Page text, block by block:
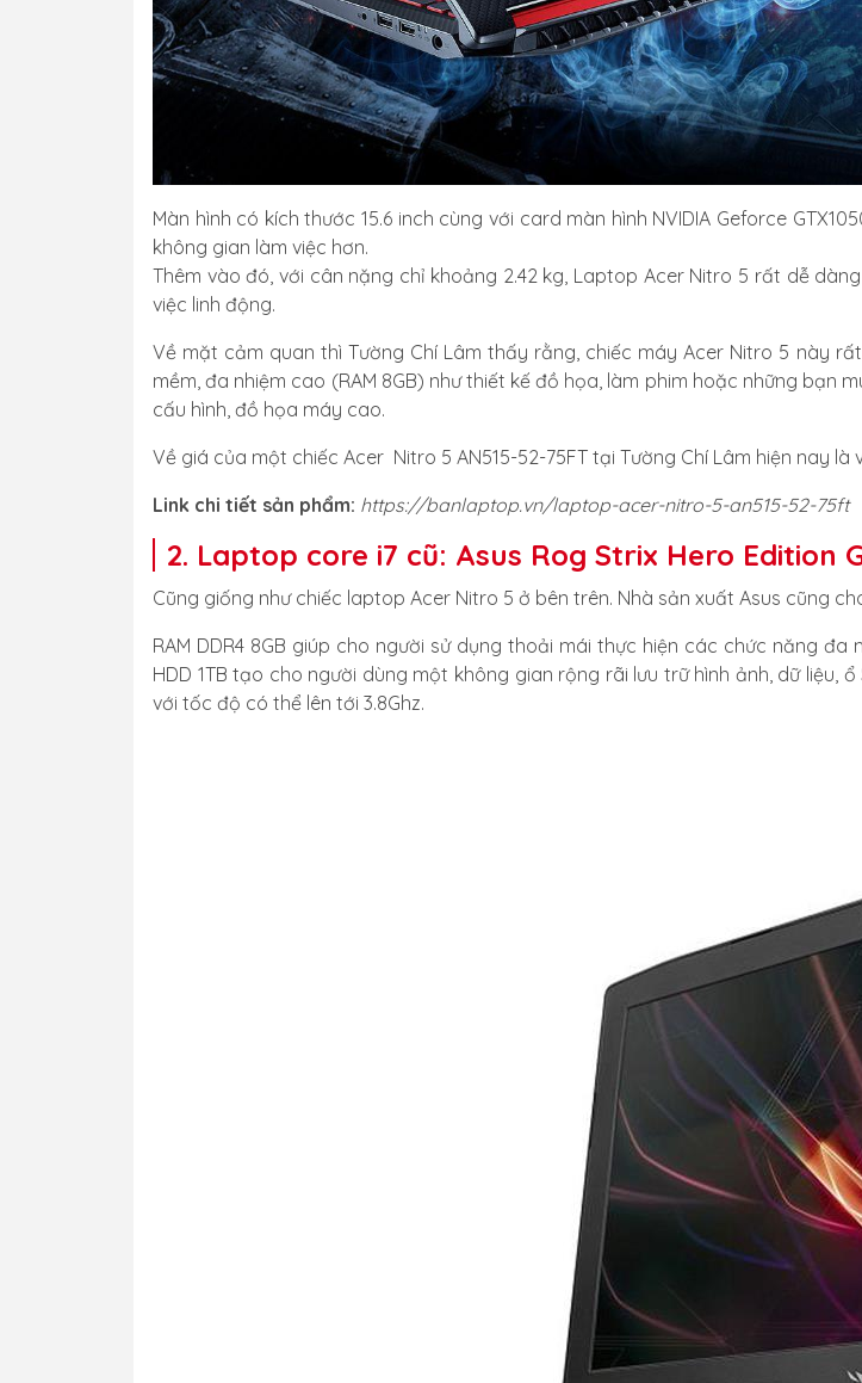
Màn hình có kích thước 15.6 inch cùng với card màn hình NVIDIA Geforce
không gian làm việc hơn.
Thêm vào đó, với cân nặng chỉ khoảng 2.42 kg, Laptop Acer Nitro 5 rất dễ
việc linh động.
Về mặt cảm quan thì Tường Chí Lâm thấy rằng, chiếc máy Acer Nitro 5 này
mềm, đa nhiệm cao (RAM 8GB) như thiết kế đồ họa, làm phim hoặc những bạn
cấu hình, đồ họa máy cao.
Về giá của một chiếc Acer Nitro 5 AN515-52-75FT tại Tường Chí Lâm hiện nay là
Link chi tiết sản phẩm: https://banlaptop.vn/laptop-acer-nitro-5-an515-52-75ft
2. Laptop core i7 cũ: Asus Rog Strix Hero Edition
Cũng giống như chiếc laptop Acer Nitro 5 ở bên trên. Nhà sản xuất Asus cũng
RAM DDR4 8GB giúp cho người sử dụng thoải mái thực hiện các chức năng
HDD 1TB tạo cho người dùng một không gian rộng rãi lưu trữ hình ảnh, dữ
với tốc độ có thể lên tới 3.8Ghz.